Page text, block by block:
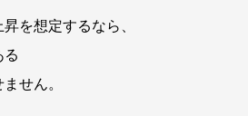
を想定するなら、
る
せん。